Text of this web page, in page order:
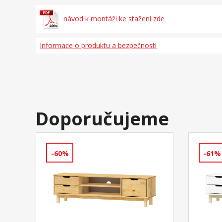
návod k montáži ke stažení zde
Informace o produktu a bezpečnosti
Doporučujeme
-60% -61%